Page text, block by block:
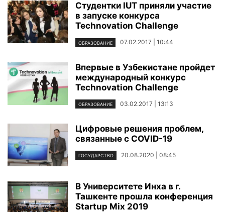
Студентки IUT приняли участие
в запуске конкурса
Technovation Challenge
ОБРАЗОВАНИЕ 07.02.2017 | 10:44
Впервые в Узбекистане пройдет
международный конкурс
Technovation Challenge
ОБРАЗОВАНИЕ 03.02.2017 | 13:13
Цифровые решения проблем,
связанные с COVID-19
ГОСУДАРСТВО 20.08.2020 | 08:45
В Университете Инха в г.
Ташкенте прошла конференция
Startup Mix 2019